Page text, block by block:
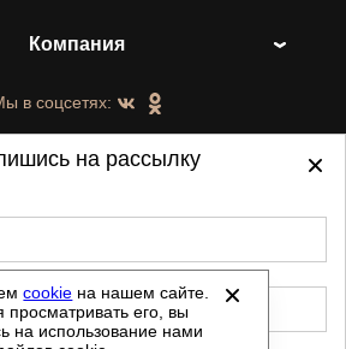
Компания
в соцсетях:
- ShoesTown.ru - все права
защищены.
является интернет магазином и
публичной офертой.
cookie на нашем сайте.
просматривать его, вы
на использование нами
на рассылку